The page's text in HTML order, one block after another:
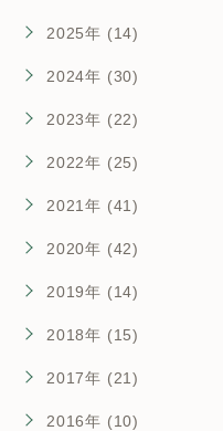
2025年 (14)
2024年 (30)
2023年 (22)
2022年 (25)
2021年 (41)
2020年 (42)
2019年 (14)
2018年 (15)
2017年 (21)
2016年 (10)